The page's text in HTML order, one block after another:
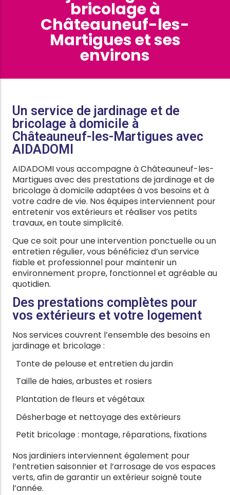
bricolage à
Châteauneuf-les-
Martigues et ses
environs
Un service de jardinage et de
bricolage à domicile à
Châteauneuf-les-Martigues avec
AIDADOMI
AIDADOMI vous accompagne à Châteauneuf-les-
Martigues avec des prestations de jardinage et de
bricolage à domicile adaptées à vos besoins et à
votre cadre de vie. Nos équipes interviennent pour
entretenir vos extérieurs et réaliser vos petits
travaux, en toute simplicité.
Que ce soit pour une intervention ponctuelle ou un
entretien régulier, vous bénéficiez d’un service
fiable et professionnel pour maintenir un
environnement propre, fonctionnel et agréable au
quotidien.
Des prestations complètes pour
vos extérieurs et votre logement
Nos services couvrent l’ensemble des besoins en
jardinage et bricolage :
Tonte de pelouse et entretien du jardin
Taille de haies, arbustes et rosiers
Plantation de fleurs et végétaux
Désherbage et nettoyage des extérieurs
Petit bricolage : montage, réparations, fixations
Nos jardiniers interviennent également pour
l’entretien saisonnier et l’arrosage de vos espaces
verts, afin de garantir un extérieur soigné toute
l’année.